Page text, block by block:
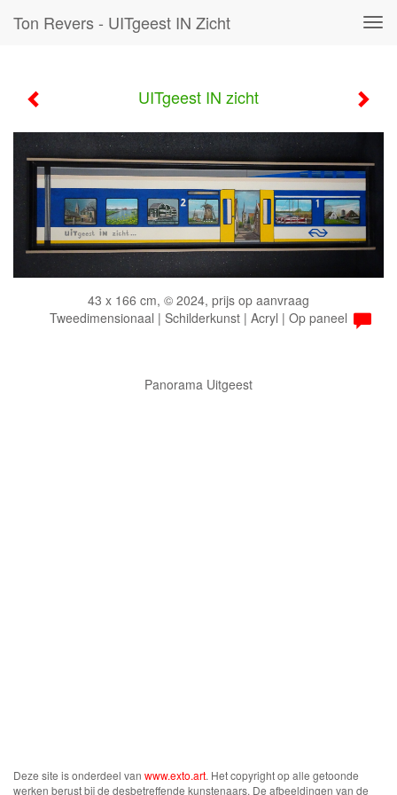
Ton Revers - UITgeest IN Zicht
UITgeest IN zicht
43 x 166 cm, © 2024, prijs op aanvraag
Tweedimensionaal | Schilderkunst | Acryl | Op paneel
Panorama Uitgeest
Deze site is onderdeel van www.exto.art. Het copyright op alle getoonde
werken berust bij de desbetreffende kunstenaars. De afbeeldingen van de